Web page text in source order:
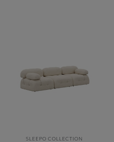
SLEEPO COLLECTION